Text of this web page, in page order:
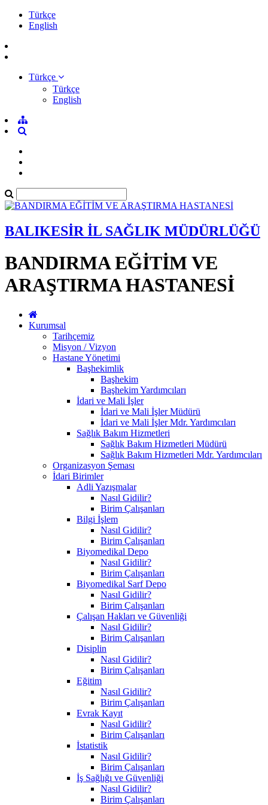
Türkçe
English
Türkçe
Türkçe
English
BALIKESİR İL SAĞLIK MÜDÜRLÜĞÜ
BANDIRMA EĞİTİM VE
ARAŞTIRMA HASTANESİ
Kurumsal
Tarihçemiz
Misyon / Vizyon
Hastane Yönetimi
Başhekimlik
Başhekim
Başhekim Yardımcıları
İdari ve Mali İşler
İdari ve Mali İşler Müdürü
İdari ve Mali İşler Mdr. Yardımcıları
Sağlık Bakım Hizmetleri
Sağlık Bakım Hizmetleri Müdürü
Sağlık Bakım Hizmetleri Mdr. Yardımcıları
Organizasyon Şeması
İdari Birimler
Adli Yazışmalar
Nasıl Gidilir?
Birim Çalışanları
Bilgi İşlem
Nasıl Gidilir?
Birim Çalışanları
Biyomedikal Depo
Nasıl Gidilir?
Birim Çalışanları
Biyomedikal Sarf Depo
Nasıl Gidilir?
Birim Çalışanları
Çalışan Hakları ve Güvenliği
Nasıl Gidilir?
Birim Çalışanları
Disiplin
Nasıl Gidilir?
Birim Çalışanları
Eğitim
Nasıl Gidilir?
Birim Çalışanları
Evrak Kayıt
Nasıl Gidilir?
Birim Çalışanları
İstatistik
Nasıl Gidilir?
Birim Çalışanları
İş Sağlığı ve Güvenliği
Nasıl Gidilir?
Birim Çalışanları